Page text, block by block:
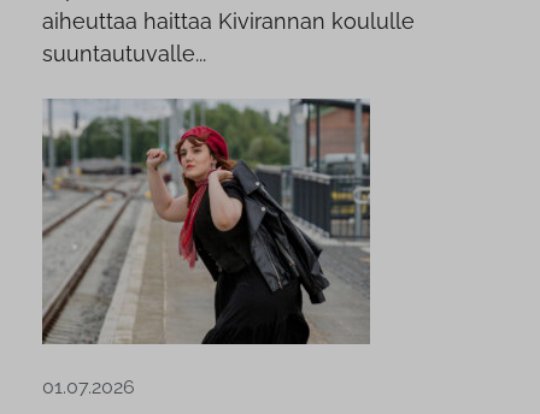
aiheuttaa haittaa Kivirannan koululle
suuntautuvalle...
01.07.2026